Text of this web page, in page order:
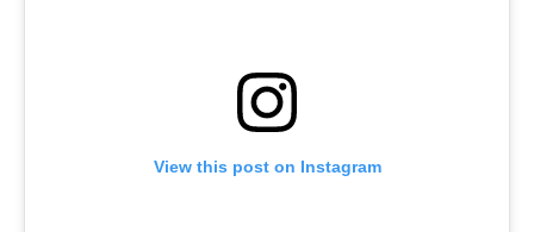
View this post on Instagram